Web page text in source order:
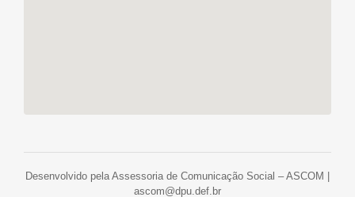
Desenvolvido pela Assessoria de Comunicação Social – ASCOM |
ascom@dpu.def.br